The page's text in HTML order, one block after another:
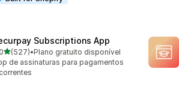
Subscriptions App
de 5 estrelas
(527)
avaliações ao todo
•Plano gratuito disponível
de assinaturas para pagamentos